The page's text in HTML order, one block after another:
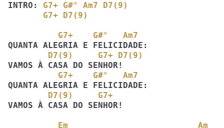
INTRO: G7+ G#° Am7 D7(9)
G7+ D7(9)
          G7+    G#°   Am7
        D7(9)     G7+ D7(9)
          G7+    G#°   Am7
        D7(9)     G7+
VAMOS À CASA DO SENHOR!
          Em                          Am